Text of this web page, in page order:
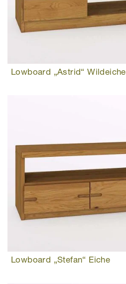
Lowboard „Astrid“ Wildeiche
Lowboard „Stefan“ Eiche